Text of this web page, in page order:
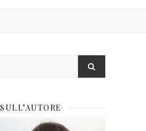
SULL’AUTORE